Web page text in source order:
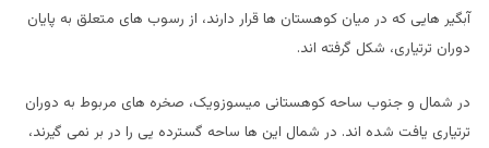
آبگیر هایی که در میان کوهستان ها قرار دارند، از رسوب های متعلق به پایان
دوران ترتیاری، شکل گرفته اند.
در شمال و جنوب ساحه کوهستانی میسوزویک، صخره های مربوط به دوران
ترتیاری یافت شده اند. در شمال این ها ساحه گسترده یی را در بر نمی گیرند،